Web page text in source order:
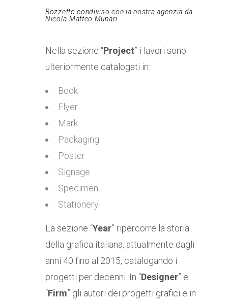
Bozzetto condiviso con la nostra agenzia da
Nicola-Matteo Munari
Nella sezione “Project” i lavori sono
ulteriormente catalogati in:
Book
Flyer
Mark
Packaging
Poster
Signage
Specimen
Stationery
La sezione “Year” ripercorre la storia
della grafica italiana, attualmente dagli
anni 40 fino al 2015, catalogando i
progetti per decenni. In “Designer” e
“Firm” gli autori dei progetti grafici e in